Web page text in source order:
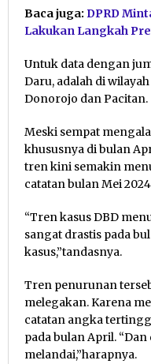
Baca juga: DPRD
Lakukan Langkah
Untuk data dengan
Daru, adalah di
Donorojo dan Pacitan.
Meski sempat
khususnya di bulan
tren kini semakin
catatan bulan Mei
“Tren kasus DBD
sangat drastis pada
kasus,”tandasnya.
Tren penurunan
melegakan. Karena
catatan angka
pada bulan April.
melandai,”harapnya.